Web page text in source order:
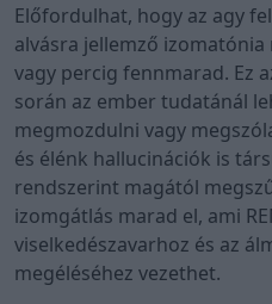
Előfordulhat, hogy az agy
alvásra jellemző
vagy percig fennmarad. Ez
során az ember tudatánál
megmozdulni vagy
és élénk hallucinációk is
rendszerint magától
izomgátlás marad el, ami
viselkedészavarhoz és az
megéléséhez vezethet.